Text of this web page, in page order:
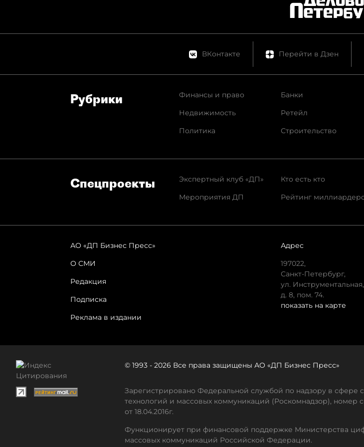
ВКонтакте Перейти в Дзен
Рубрики
Финансы и право
Недвижимость
Политика
Банки
Ретейл
Строительство
Спец­проекты
Экспертный клуб «ДП»
Мероприятия ДП
Кто есть кто
Рейтинг
АО «ДП Бизнес Пресс»
О СМИ
Редакция
Подписка
Реклама в издании
Адрес
197022,
Санкт-Петербург,
ул. Инструментальная,
д. 8, пом. 74.
показать на карте
© 1993 - 2026 Все права защищены АО «ДП Бизнес Пресс»
Зарегистрировано Федеральной службой по надзору в сфере
технологий и массовых коммуникаций (Роскомнадзор), номер
от 18.04.2016г.
Функционирует при финансовой поддержке Министерства
массовых коммуникаций Российской Федерации.